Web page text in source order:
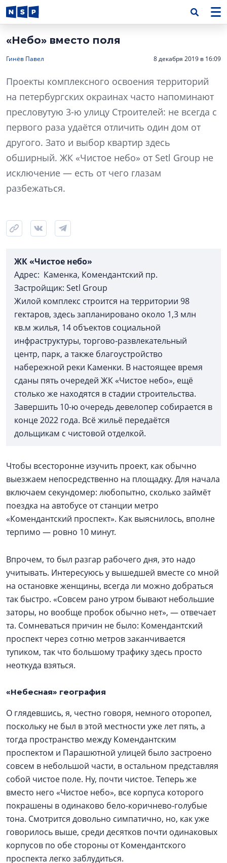
«Небо» вместо поля
Гинёв Павел 8 декабря 2019 в 16:09
Проекты комплексного освоения территорий
на петербургских окраинах часто напоминают
пресловутую 3-ю улицу Строителей: не всегда с
первого раза удаётся отличить один дом от
другого. Зато и выбор квартир здесь
обширный. ЖК «Чистое небо» от Setl Group не
исключение — есть от чего глазам
разбежаться.
ЖК «Чистое небо»
Адрес: Каменка, Комендантский пр.
Застройщик: Setl Group
Жилой комплекс строится на территории 98
гектаров, здесь запланировано около 1,3 млн
кв.м жилья, 14 объектов социальной
инфраструктуры, торгово-развлекательный
центр, парк, а также благоустройство
набережной реки Каменки. В настоящее время
сданы пять очередей ЖК «Чистое небо», ещё
столько же находятся в стадии строительства.
Завершить 10-ю очередь девелопер собирается в
конце 2022 года. Всё жильё передаётся
дольщикам с чистовой отделкой.
Чтобы всесторонне изучить проект, как обычно
выезжаем непосредственно на площадку. Для начала
включаем секундомер: любопытно, сколько займёт
поездка на автобусе от станции метро
«Комендантский проспект». Как выяснилось, вполне
терпимо — ровно 10 минут.
Впрочем, то был разгар рабочего дня, это надо
учитывать. Интересуюсь у вышедшей вместе со мной
на остановке женщины, всегда ли можно добраться
так быстро. «Совсем рано утром бывают небольшие
заторы, но вообще пробок обычно нет», — отвечает
та. Сомневаться причин не было: Комендантский
проспект через сотню метров заканчивается
тупиком, так что большому трафику здесь просто
неоткуда взяться.
«Небесная» география
О глядевшись, я, честно говоря, немного оторопел,
поскольку не был в этой местности уже лет пять, а
тогда пространство между Комендантским
проспектом и Парашютной улицей было застроено
совсем в небольшой части, в остальном представляя
собой чистое поле. Ну, почти чистое. Теперь же
вместо него «Чистое небо», все корпуса которого
покрашены в одинаково бело-коричнево-голубые
тона. Смотрится довольно симпатично, но, как уже
говорилось выше, среди десятков почти одинаковых
корпусов по обе стороны от Комендантского
проспекта легко заблудиться.